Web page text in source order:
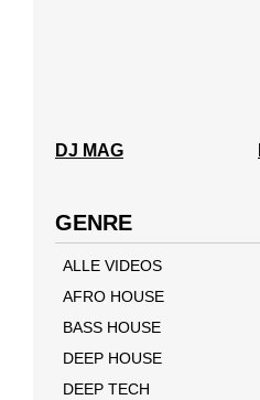
DJ MAG
GENRE
ALLE VIDEOS
AFRO HOUSE
BASS HOUSE
DEEP HOUSE
DEEP TECH